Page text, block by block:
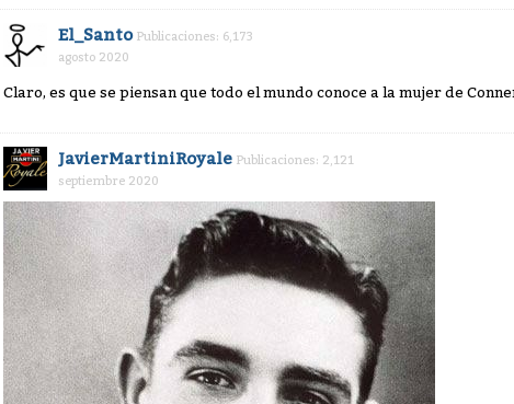
El_Santo Publicaciones: 6,173
agosto 2020
Claro, es que se piensan que todo el mundo conoce a la mujer de
JavierMartiniRoyale Publicaciones: 2,121
septiembre 2020